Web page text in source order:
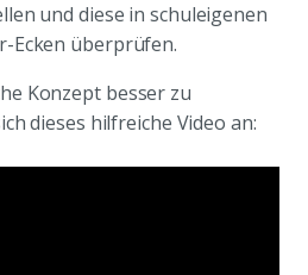
und diese in schuleigenen
Ecken überprüfen.
Konzept besser zu
dieses hilfreiche Video an: